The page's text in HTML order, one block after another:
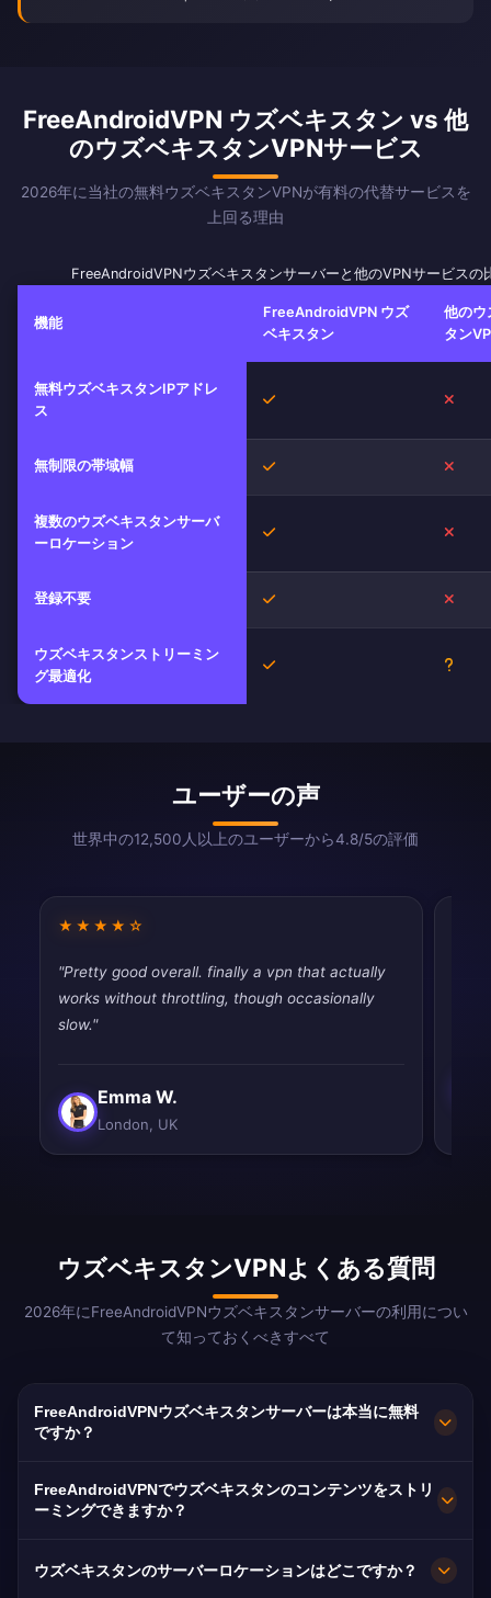
FreeAndroidVPN ウズベキスタン vs 他
のウズベキスタンVPNサービス
2026年に当社の無料ウズベキスタンVPNが有料の代替サービスを
上回る理由
FreeAndroidVPNウズベキスタンサーバーと他のVPNサービスの
機能
FreeAndroidVPN ウズ
ベキスタン
他のウ
タン
無料ウズベキスタンIPアドレ
ス
はい
無制限の帯域幅 はい
複数のウズベキスタンサーバ
ーロケーション
はい
登録不要 はい
ウズベキスタンストリーミン
グ最適化
はい
ユーザーの声
世界中の12,500人以上のユーザーから4.8/5の評価
★★★★☆
"Pretty good overall. finally a vpn that actually
works without throttling, though occasionally
slow."
Emma W.
London, UK
ウズベキスタンVPNよくある質問
2026年にFreeAndroidVPNウズベキスタンサーバーの利用につい
て知っておくべきすべて
FreeAndroidVPNウズベキスタンサーバーは本当に無料
ですか？
はい！FreeAndroidVPNウズベキスタンサーバー
は100%無料です。ウズベキスタンのインターネ
FreeAndroidVPNでウズベキスタンのコンテンツをストリ
ーミングできますか？
当社のウズベキスタンVPNはO'zbekiston TVに最
適化されており、スムーズなウズベク語ストリー
ウズベキスタンのサーバーロケーションはどこですか？